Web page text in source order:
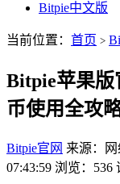
Bitpie中文版
当前位置： 首页 >
Bitpie苹果版
币使用全攻
Bitpie官网 来源：
07:43:59 浏览：536